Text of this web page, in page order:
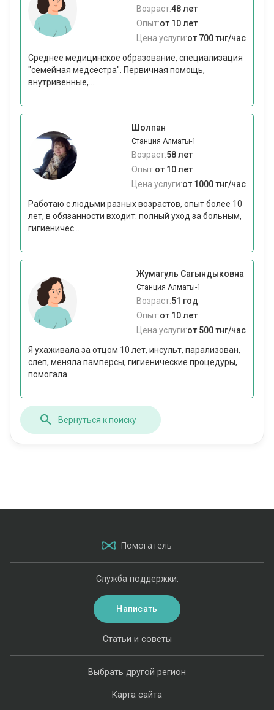
Возраст:48 лет
Опыт:от 10 лет
Цена услуги:от 700 тнг/час
Среднее медицинское образование, специализация
"семейная медсестра". Первичная помощь,
внутривенные,...
Шолпан
Станция Алматы-1
Возраст:58 лет
Опыт:от 10 лет
Цена услуги:от 1000 тнг/час
Работаю с людьми разных возрастов, опыт более 10
лет, в обязанности входит: полный уход за больным,
гигиеничес...
Жумагуль Сагындыковна
Станция Алматы-1
Возраст:51 год
Опыт:от 10 лет
Цена услуги:от 500 тнг/час
Я ухаживала за отцом 10 лет, инсульт, парализован,
слеп, меняла памперсы, гигиенические процедуры,
помогала...
Вернуться к поиску
Помогатель
Выбрать другой регион
Карта сайта
Статьи и советы
Служба поддержки:
Написать